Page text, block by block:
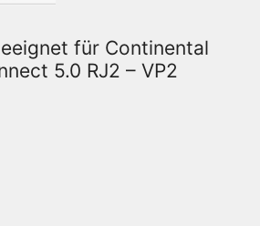
für Continental
5.0 RJ2 – VP2